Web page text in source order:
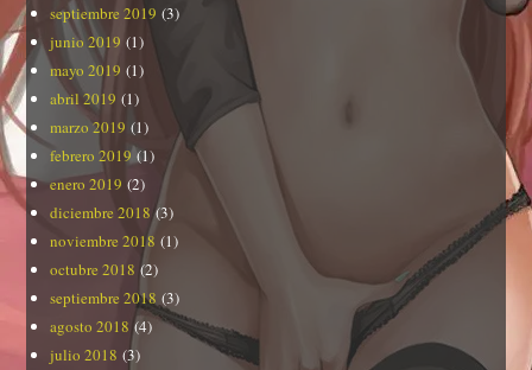
septiembre 2019 (3)
junio 2019 (1)
mayo 2019 (1)
abril 2019 (1)
marzo 2019 (1)
febrero 2019 (1)
enero 2019 (2)
diciembre 2018(3)
noviembre 2018 (1)
octubre 2018 (2)
septiembre 2018 (3)
agosto 2018 (4)
julio 2018 (3)